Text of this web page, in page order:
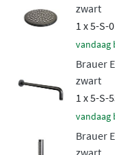
De Carving collectie
kleuren, van
afwerkingen zoals
geborsteld
PVD-coating
afwerking die
messing
en een lange
zwart
1 x 5-S-
vandaag
Brauer
zwart
1 x 5-S-
vandaag
Brauer